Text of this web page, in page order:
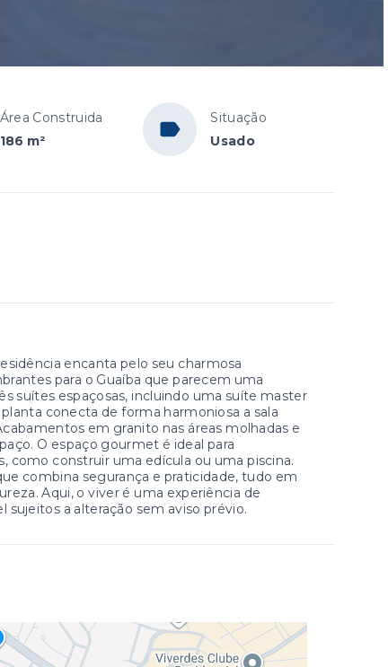
Área Construida
186 m²
Situação
Usado
encanta pelo seu charmosa
para o Guaíba que parecem uma
suítes espaçosas, incluindo uma suíte master
conecta de forma harmoniosa a sala
em granito nas áreas molhadas e
O espaço gourmet é ideal para
como construir uma edícula ou uma piscina.
combina segurança e praticidade, tudo em
Aqui, o viver é uma experiência de
a alteração sem aviso prévio.